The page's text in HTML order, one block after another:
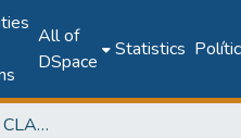
All of
DSpace
Statistics
RedGuia / Congresos CLABES